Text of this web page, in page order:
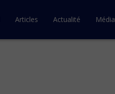
Articles Actualité